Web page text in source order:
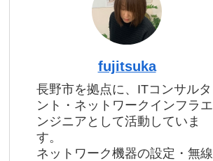
fujitsuka
長野市を拠点に、ITコンサルタ
ント・ネットワークインフラエ
ンジニアとして活動していま
す。
ネットワーク機器の設定・無線